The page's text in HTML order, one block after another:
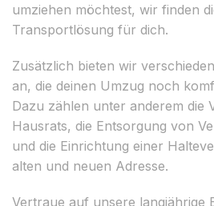
umziehen möchtest, wir finden
Transportlösung für dich.
Zusätzlich bieten wir
an, die deinen Umzug noch
Dazu zählen unter anderem die
Hausrats, die Entsorgung von
und die Einrichtung einer
alten und neuen Adresse.
Vertraue auf unsere langjährige